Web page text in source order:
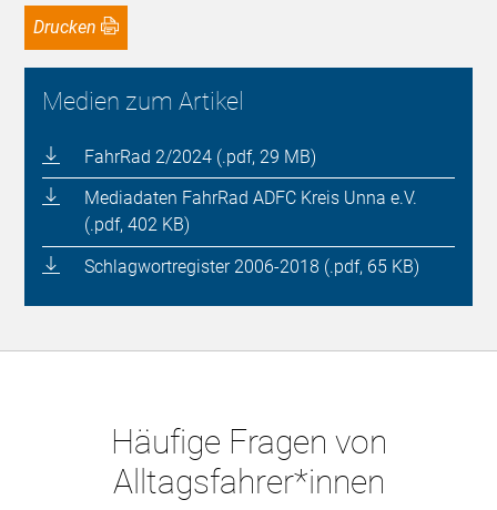
Drucken
Medien zum Artikel
FahrRad 2/2024 (.pdf, 29 MB)
Mediadaten FahrRad ADFC Kreis Unna e.V.
(.pdf, 402 KB)
Schlagwortregister 2006-2018 (.pdf, 65 KB)
Häufige Fragen von
Alltagsfahrer*innen